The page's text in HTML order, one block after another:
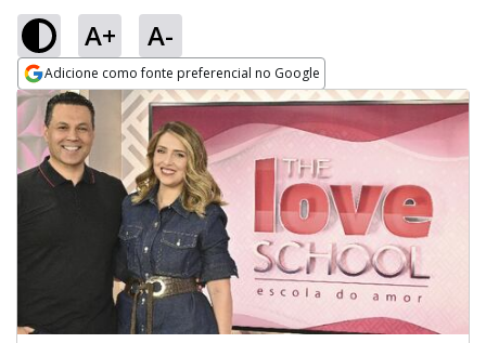
A+ A-
Adicione como fonte preferencial no Google
Opens in new window